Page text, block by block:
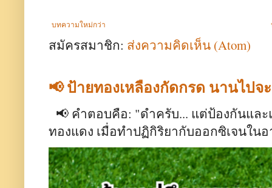
บทความใหม่กว่า
สมัครสมาชิก: ส่งความคิดเห็น (Atom)
📢 ป้ายทองเหลืองกัดกรด นานไปจ
📢 คำตอบคือ: "ดำครับ... แต่ป้องกันแล
ทองแดง เมื่อทำปฏิกิริยากับออกซิเจนใน